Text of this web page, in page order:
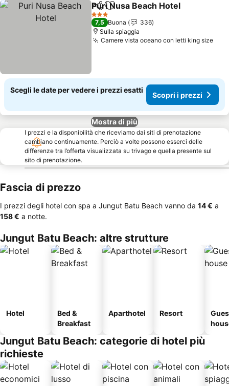
CondividiAggiungi ai preferiti
Puri Nusa Beach Hotel
3 Stelle
7,5 Buona
336
Sulla spiaggia
Camere vista oceano con letti king size
Scegli le date per vedere i prezzi esatti
Scopri i prezzi
Mostra di più
I prezzi e la disponibilità che riceviamo dai siti di prenotazione
cambiano continuamente. Perciò a volte possono esserci delle
differenze tra l’offerta visualizzata su trivago e quella presente sul
sito di prenotazione.
Fascia di prezzo
I prezzi degli hotel con spa a Jungut Batu Beach vanno da ‎14 € a
‎158 € a notte.
Jungut Batu Beach: altre strutture
Hotel
Bed &
Breakfast
Aparthotel Resort
Jungut Batu Beach: categorie di hotel più
richieste